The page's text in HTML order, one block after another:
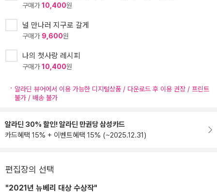
구매가10,400원
널 만나러 지구로 갈게
구매가 9,600원
나의 첫사랑 레시피
구매가10,400원
알라딘 뷰어에서 이용 가능한 디지털상품 / 다운로드 후 이용 권장 / 프린트
불가 / 배송 불가
알라딘 30% 할인! 알라딘 만권당 삼성카드
카드혜택 15% + 이벤트혜택 15% (~2025.12.31)
편집장의 선택
"2021년 뉴베리 대상 수상작"